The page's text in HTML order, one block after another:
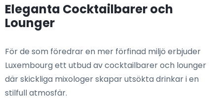
Eleganta Cocktailbarer och
Lounger
För de som föredrar en mer förfinad miljö erbjuder
Luxembourg ett utbud av cocktailbarer och lounger
där skickliga mixologer skapar utsökta drinkar i en
stilfull atmosfär.